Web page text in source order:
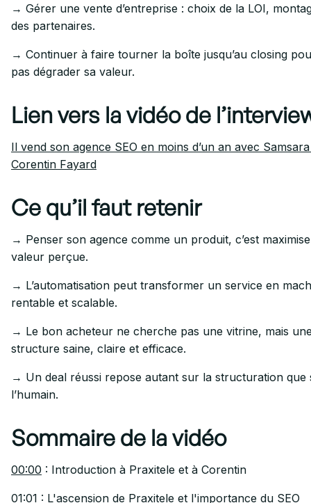
→ Gérer une vente d’entreprise : choix de la LOI,
des partenaires.
→ Continuer à faire tourner la boîte jusqu’au closing
pas dégrader sa valeur.
Lien vers la vidéo de
Il vend son agence SEO en moins d’un an avec
Corentin Fayard
Ce qu’il faut retenir
→ Penser son agence comme un produit, c’est
valeur perçue.
→ L’automatisation peut transformer un service en
rentable et scalable.
→ Le bon acheteur ne cherche pas une vitrine, mais
structure saine, claire et efficace.
→ Un deal réussi repose autant sur la structuration que
l’humain.
Sommaire de la vidéo
00:00 : Introduction à Praxitele et à Corentin
01:01 : L'ascension de Praxitele et l'importance du SEO